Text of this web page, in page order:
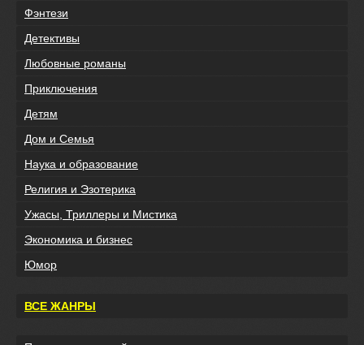
Фэнтези
Детективы
Любовные романы
Приключения
Детям
Дом и Семья
Наука и образование
Религия и Эзотерика
Ужасы, Триллеры и Мистика
Экономика и бизнес
Юмор
ВСЕ ЖАНРЫ